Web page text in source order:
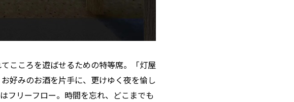
こころを遊ばせるための特等席。「灯屋
好みのお酒を片手に、更けゆく夜を愉し
フリーフロー。時間を忘れ、どこまでも